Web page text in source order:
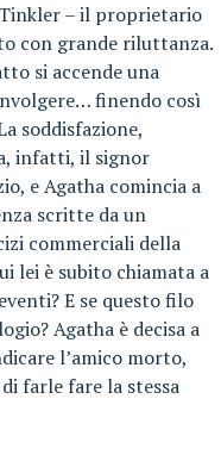
– il proprietario
con grande riluttanza.
si accende una
finendo così
soddisfazione,
infatti, il signor
e Agatha comincia a
scritte da un
commerciali della
lei è subito chiamata a
E se questo filo
Agatha è decisa a
l’amico morto,
farle fare la stessa